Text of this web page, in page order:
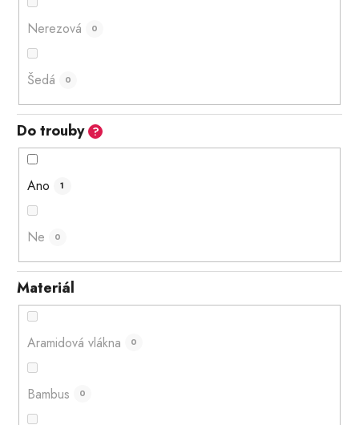
Nerezová 0
Šedá 0
Do trouby ?
Ano 1
Ne 0
Materiál
Aramidová vlákna 0
Bambus 0